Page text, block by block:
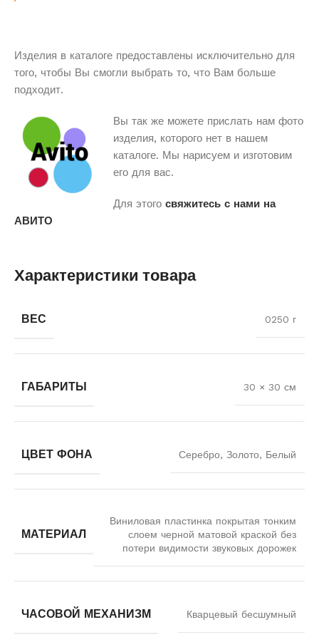
Изделия в каталоге предоставлены исключительно для
того, чтобы Вы смогли выбрать то, что Вам больше
подходит.
Вы так же можете прислать нам фото
изделия, которого нет в нашем
каталоге. Мы нарисуем и изготовим
его для вас.
Для этого свяжитесь с нами на
АВИТО
Характеристики товара
ВЕС 0250 г
ГАБАРИТЫ 30 × 30 см
ЦВЕТ ФОНА Серебро, Золото, Белый
МАТЕРИАЛ
Виниловая пластинка покрытая тонким
слоем черной матовой краской без
потери видимости звуковых дорожек
ЧАСОВОЙ МЕХАНИЗМ Кварцевый бесшумный